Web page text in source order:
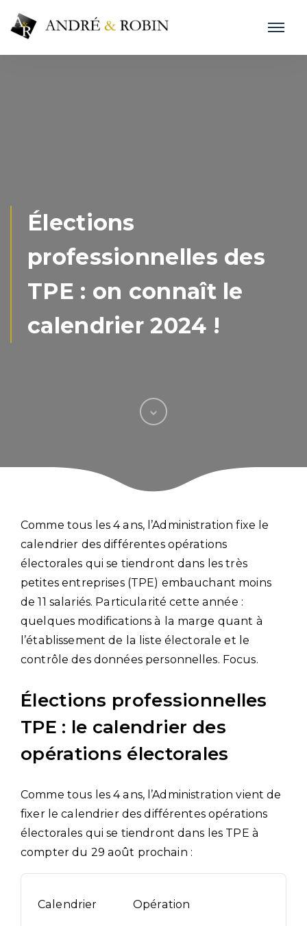
Élections
professionnelles des
TPE : on connaît le
calendrier 2024 !
Comme tous les 4 ans, l’Administration fixe le
calendrier des différentes opérations
électorales qui se tiendront dans les très
petites entreprises (TPE) embauchant moins
de 11 salariés. Particularité cette année :
quelques modifications à la marge quant à
l’établissement de la liste électorale et le
contrôle des données personnelles. Focus.
Élections professionnelles
TPE : le calendrier des
opérations électorales
Comme tous les 4 ans, l’Administration vient de
fixer le calendrier des différentes opérations
électorales qui se tiendront dans les TPE à
compter du 29 août prochain :
Calendrier Opération